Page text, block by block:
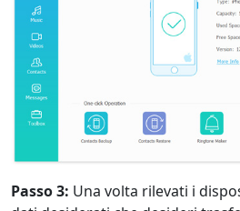
Passo 3: Una volta rilevati i